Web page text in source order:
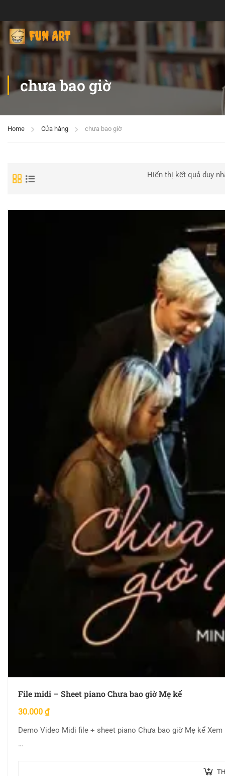
chưa bao giờ
Home Cửa hàng chưa bao giờ
Hiển thị kết quả duy
File midi – Sheet piano Chưa bao giờ Mẹ kể
30.000 ₫
Demo Video Midi file + sheet piano Chưa bao giờ Mẹ kể
…